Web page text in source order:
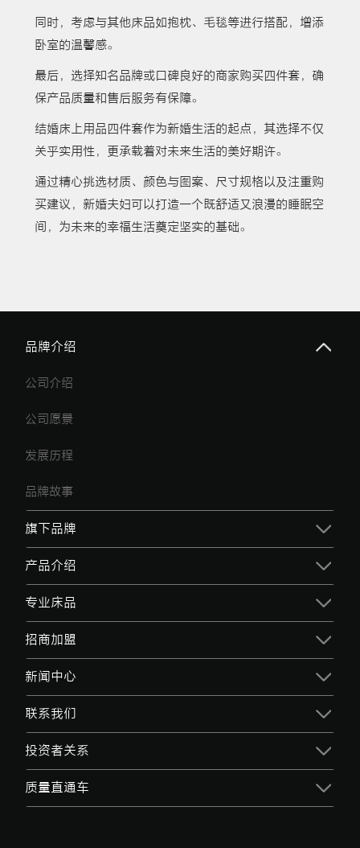
同时，考虑与其他床品如抱枕、毛毯等进行搭配，增添
卧室的温馨感。
最后，选择知名品牌或口碑良好的商家购买四件套，确
保产品质量和售后服务有保障。
结婚床上用品四件套作为新婚生活的起点，其选择不仅
关乎实用性，更承载着对未来生活的美好期许。
通过精心挑选材质、颜色与图案、尺寸规格以及注重购
买建议，新婚夫妇可以打造一个既舒适又浪漫的睡眠空
间，为未来的幸福生活奠定坚实的基础。
品牌介绍
公司介绍
公司愿景
发展历程
品牌故事
旗下品牌
产品介绍
专业床品
招商加盟
新闻中心
联系我们
投资者关系
质量直通车